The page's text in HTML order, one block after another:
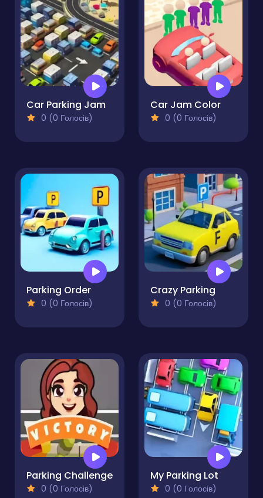
Car Parking Jam
0 (0 Голосів)
Car Jam Color
0 (0 Голосів)
Parking Order
0 (0 Голосів)
Crazy Parking
0 (0 Голосів)
Parking Challenge
0 (0 Голосів)
My Parking Lot
0 (0 Голосів)